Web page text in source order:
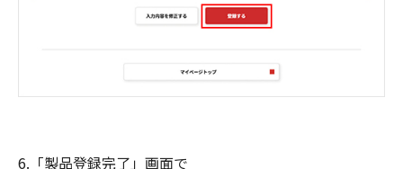
6.「製品登録完了」画面で